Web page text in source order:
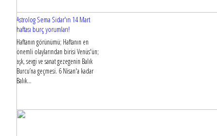
Astrolog Sema Sidar'ın 14 Mart
haftası burç yorumları!
Haftanın görünümü; Haftanın en
önemli olaylarından birisi Venüs'ün;
aşk, sevgi ve sanat gezegenin Balık
Burcu’na geçmesi. 6 Nisan'a kadar
Balık...